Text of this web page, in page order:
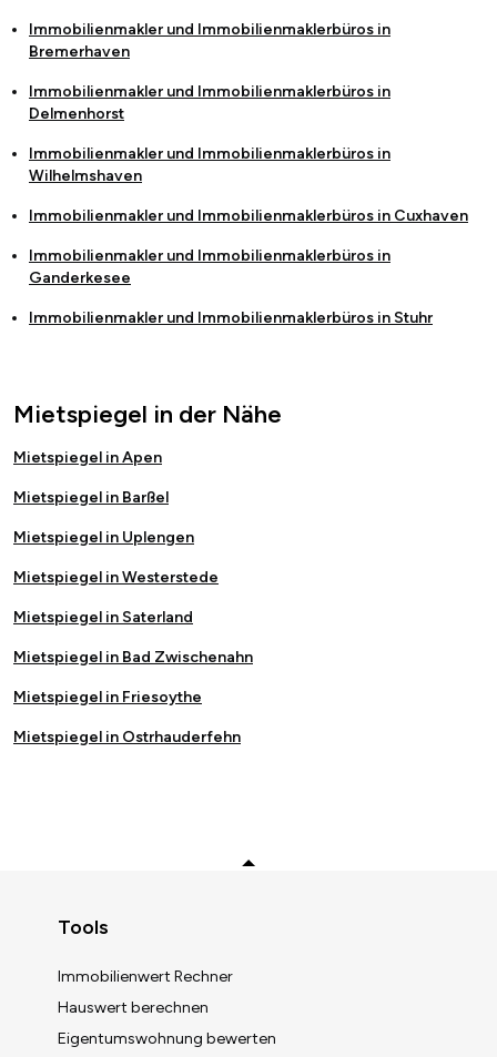
Immobilienmakler und Immobilienmaklerbüros in
Bremerhaven
Immobilienmakler und Immobilienmaklerbüros in
Delmenhorst
Immobilienmakler und Immobilienmaklerbüros in
Wilhelmshaven
Immobilienmakler und Immobilienmaklerbüros in Cuxhaven
Immobilienmakler und Immobilienmaklerbüros in
Ganderkesee
Immobilienmakler und Immobilienmaklerbüros in Stuhr
Mietspiegel in der Nähe
Mietspiegel in Apen
Mietspiegel in Barßel
Mietspiegel in Uplengen
Mietspiegel in Westerstede
Mietspiegel in Saterland
Mietspiegel in Bad Zwischenahn
Mietspiegel in Friesoythe
Mietspiegel in Ostrhauderfehn
Tools
Immobilienwert Rechner
Hauswert berechnen
Eigentumswohnung bewerten